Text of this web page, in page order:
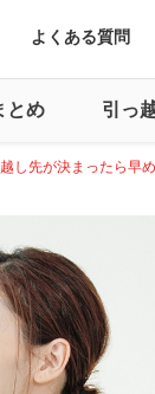
よくある質問
とめ 引っ
し先が決まったら早